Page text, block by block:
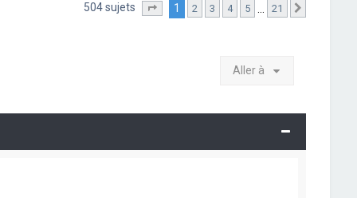
504 sujets Page sur 21
1 2 3 4 5 21
Aller à